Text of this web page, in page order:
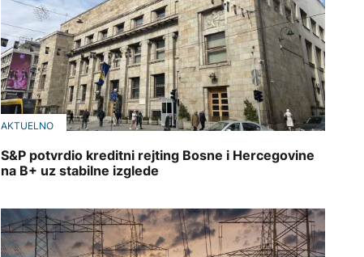
AKTUELNO
S&P potvrdio kreditni rejting Bosne i Hercegovine
na B+ uz stabilne izglede